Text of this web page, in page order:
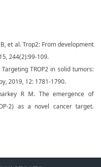
et al. Trop2: From development
244(2):99-109.
TROP2 in solid tumors:
2019, 12: 1781-1790.
R M. The emergence of
2) as a novel cancer target.